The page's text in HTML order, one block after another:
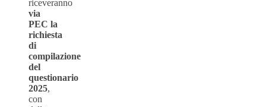
riceveranno
via
PEC la
richiesta
di
compilazione
del
questionario
2025,
con